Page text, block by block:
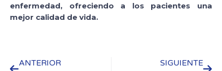
enfermedad, ofreciendo a los pacientes una
mejor calidad de vida.
ANTERIOR SIGUIENTE